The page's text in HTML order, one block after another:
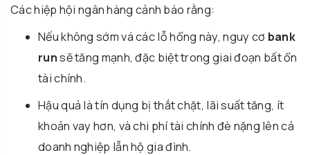
Các hiệp hội ngân hàng cảnh báo rằng:
Nếu không sớm vá các lỗ hổng này, nguy cơ bank
runsẽ tăng mạnh, đặc biệt trong giai đoạn bất ổn
tài chính.
Hậu quả là tín dụng bị thắt chặt, lãi suất tăng, ít
khoản vay hơn, và chi phí tài chính đè nặng lên cả
doanh nghiệp lẫn hộ gia đình.